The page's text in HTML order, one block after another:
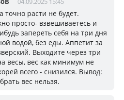
точно расти не будет.
просто- взвешиваетесь и
запереть себя на три дня
водой, без еды. Аппетит за
Выходите через три
весы, вес как минимум не
всего - снизился. Вывод:
вес нельзя.